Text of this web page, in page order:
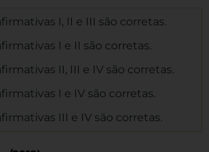
I, II e III são corretas.
I e II são corretas.
II, III e IV são corretas.
I e IV são corretas.
III e IV são corretas.